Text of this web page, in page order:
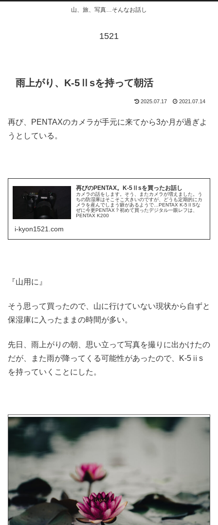
山、旅、写真…そんなお話し
1521
雨上がり、K-5Ⅱsを持って朝活
2025.07.17 2021.07.14
再び、PENTAXのカメラが手元に来てから3か月が過ぎよ
うとしている。
再びのPENTAX。K-5Ⅱsを買ったお話し
カメラの話をします。そう、またカメラが増えました。う
ちの防湿庫はそこそこ大きいのですが、どうも定期的にカ
メラを産んでしまう癖があるようで…PENTAX K-5ⅡSな
ぜに今更PENTAX？初めて買ったデジタル一眼レフは、
PENTAX K200
i-kyon1521.com
『山用に』
そう思って買ったので、山に行けていない現状から自ずと
保湿庫に入ったままの時間が多い。
先日、雨上がりの朝、思い立って写真を撮りに出かけたの
だが、また雨が降ってくる可能性があったので、K-5ⅱs
を持っていくことにした。